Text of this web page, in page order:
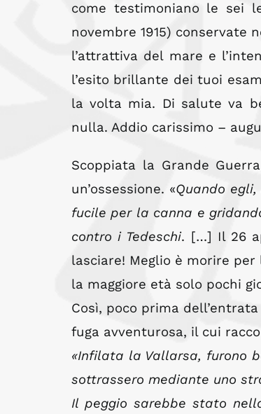
come testimoniano le sei
novembre 1915) conservate
l’attrattiva del mare e
l’esito brillante dei tuoi
la volta mia. Di salute va
nulla. Addio carissimo –
Scoppiata la Grande
un’ossessione. «Quando
fucile per la canna e
contro i Tedeschi. […] Il 26
lasciare! Meglio è morire per
la maggiore età solo pochi
Così, poco prima
fuga avventurosa, il cui
«Infilata la Vallarsa, furono
sottrassero mediante uno
Il peggio sarebbe stato